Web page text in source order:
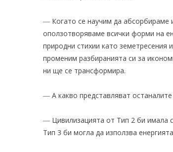
― Когато се научим да абсорбираме
оползотворяваме всички форми на
природни стихии като земетресения
променим разбиранията си за
ни ще се трансформира.
― А какво представляват
― Цивилизацията от Тип 2 би имала
Тип 3 би могла да използва